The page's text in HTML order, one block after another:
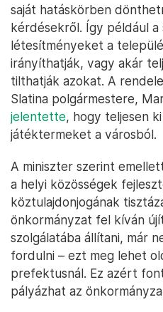
saját hatáskörben
kérdésekről. Így például a
létesítményeket a
irányíthatják, vagy akár
tilthatják azokat. A
Slatina polgármestere,
jelentette, hogy teljesen
játéktermeket a városból.
A miniszter szerint
a helyi közösségek
köztulajdonjogának
önkormányzat fel kíván
szolgálatába állítani, már
fordulni – ezt meg lehet
prefektusnál. Ez azért
pályázhat az